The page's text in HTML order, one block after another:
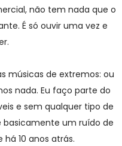
não tem nada que o
É só ouvir uma vez e
músicas de extremos: ou
nada. Eu faço parte do
e sem qualquer tipo de
um ruído de
10 anos atrás.